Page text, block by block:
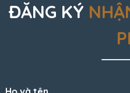
ĐĂNG KÝ